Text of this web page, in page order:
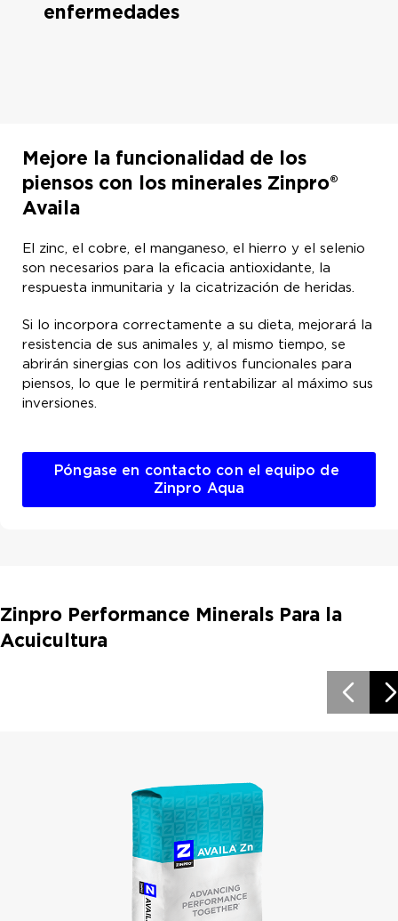
Mejore la funcionalidad de los
piensos con los minerales Zinpro®
Availa
El zinc, el cobre, el manganeso, el hierro y el selenio
son necesarios para la eficacia antioxidante, la
respuesta inmunitaria y la cicatrización de heridas.
Si lo incorpora correctamente a su dieta, mejorará la
resistencia de sus animales y, al mismo tiempo, se
abrirán sinergias con los aditivos funcionales para
piensos, lo que le permitirá rentabilizar al máximo sus
inversiones.
Póngase en contacto con el equipo de
Zinpro Aqua
enfermedades
Zinpro Performance Minerals Para la
Acuicultura